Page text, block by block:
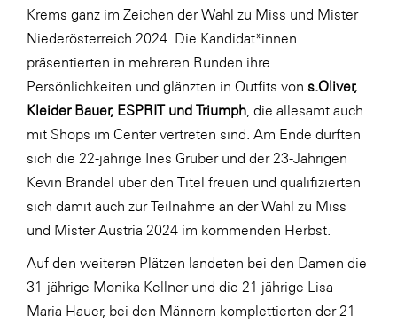
ikp
Johnson & Johnson
JELD-WEN DANA
kosaplaner
LAT Nitrogen
Libro
Lidl Österreich
Die Menü-Manufaktur
MTH Retail Group
OMV
Krems ganz im Zeichen der Wahl zu Miss und Mister
Niederösterreich 2024. Die Kandidat*innen
präsentierten in mehreren Runden ihre
Persönlichkeiten und glänzten in Outfits von s.Oliver,
Kleider Bauer, ESPRIT und Triumph , die allesamt auch
mit Shops im Center vertreten sind. Am Ende durften
sich die 22-jährige Ines Gruber und der 23-Jährigen
Kevin Brandel über den Titel freuen und qualifizierten
sich damit auch zur Teilnahme an der Wahl zu Miss
und Mister Austria 2024 im kommenden Herbst.
Auf den weiteren Plätzen landeten bei den Damen die
31-jährige Monika Kellner und die 21 jährige Lisa-
Maria Hauer, bei den Männern komplettierten der 21-